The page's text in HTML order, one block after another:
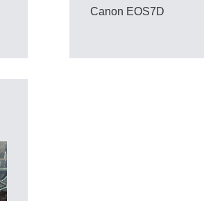
Canon EOS7D